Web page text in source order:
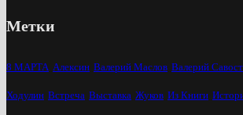
Метки
8 МАРТА Алексин Валерий Маслов Валерий
Ходулин Встреча Выставка Жуков Из Книги